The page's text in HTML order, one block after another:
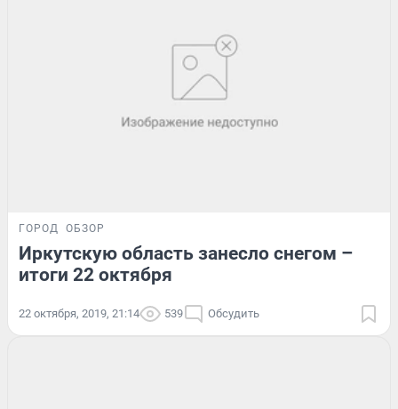
ГОРОД ОБЗОР
Иркутскую область занесло снегом –
итоги 22 октября
22 октября, 2019, 21:14 539 Обсудить